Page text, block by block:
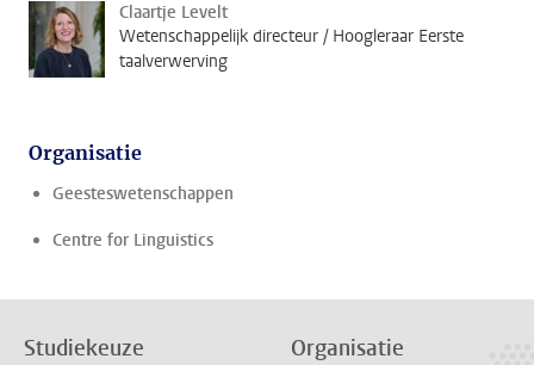
Claartje Levelt
Wetenschappelijk directeur / Hoogleraar Eerste
taalverwerving
Organisatie
Geesteswetenschappen
Centre for Linguistics
Studiekeuze Organisatie